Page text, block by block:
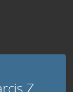
Z